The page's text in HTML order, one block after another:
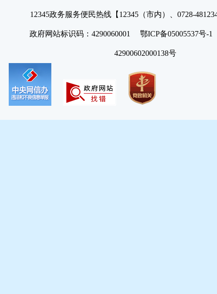
12345政务服务便民热线【12345（市内）、0728-
政府网站标识码：4290060001 鄂ICP备05005537号
42900602000138号